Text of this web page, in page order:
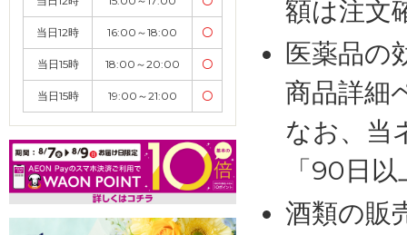
当日12時 16:00～18:00 〇
当日15時 18:00～20:00 〇
当日15時 19:00～21:00 〇
額は注文
医薬品の
商品詳細
なお、当
「90日
酒類の販